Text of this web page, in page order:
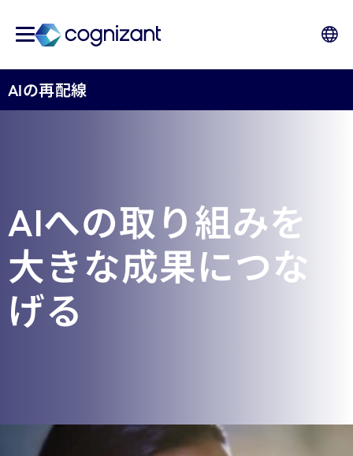
AIの再配線
AIへの取り組みを
大きな成果につな
げる